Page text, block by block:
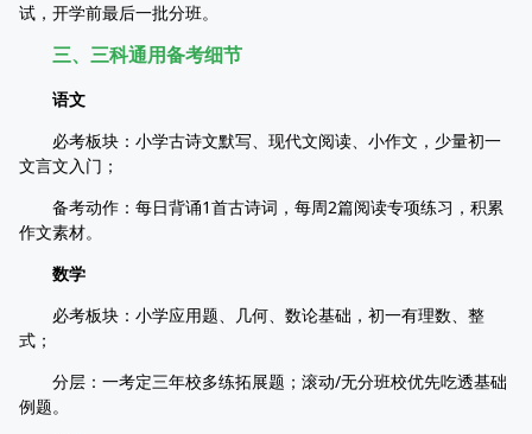
试，开学前最后一批分班。
三、三科通用备考细节
语文
必考板块：小学古诗文默写、现代文阅读、小作文，少量初一
文言文入门；
备考动作：每日背诵1首古诗词，每周2篇阅读专项练习，积累
作文素材。
数学
必考板块：小学应用题、几何、数论基础，初一有理数、整
式；
分层：一考定三年校多练拓展题；滚动/无分班校优先吃透基础
例题。